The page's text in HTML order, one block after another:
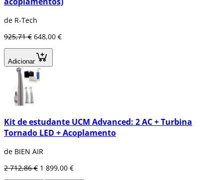
de R-Tech
925,71 € 648,00 €
Adicionar
Kit de estudante UCM Advanced: 2 AC + Turbina
Tornado LED + Acoplamento
de BIEN AIR
2 712,86 € 1 899,00 €